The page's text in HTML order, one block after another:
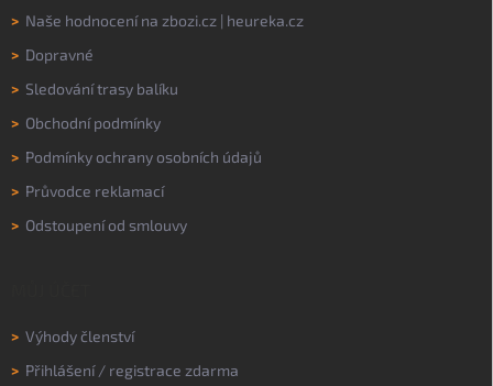
> Naše hodnocení na zbozi.cz | heureka.cz
> Dopravné
> Sledování trasy balíku
> Obchodní podmínky
> Podmínky ochrany osobních údajů
> Průvodce reklamací
> Odstoupení od smlouvy
> Výhody členství
> Přihlášení/ registrace zdarma